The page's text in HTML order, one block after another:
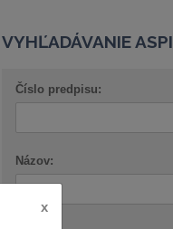
VYHĽADÁVANIE ASPI
Číslo predpisu:
Názov:
x